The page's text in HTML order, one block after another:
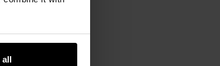
all